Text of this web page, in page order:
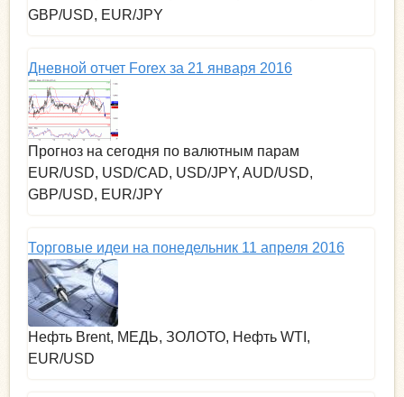
GBP/USD, EUR/JPY
Дневной отчет Forex за 21 января 2016
Прогноз на сегодня по валютным парам
EUR/USD, USD/CAD, USD/JPY, AUD/USD,
GBP/USD, EUR/JPY
Торговые идеи на понедельник 11 апреля 2016
Нефть Brent, МЕДЬ, ЗОЛОТО, Нефть WTI,
EUR/USD